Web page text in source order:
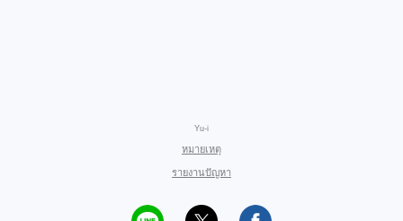
Yu-i
หมายเหตุ
รายงานปัญหา